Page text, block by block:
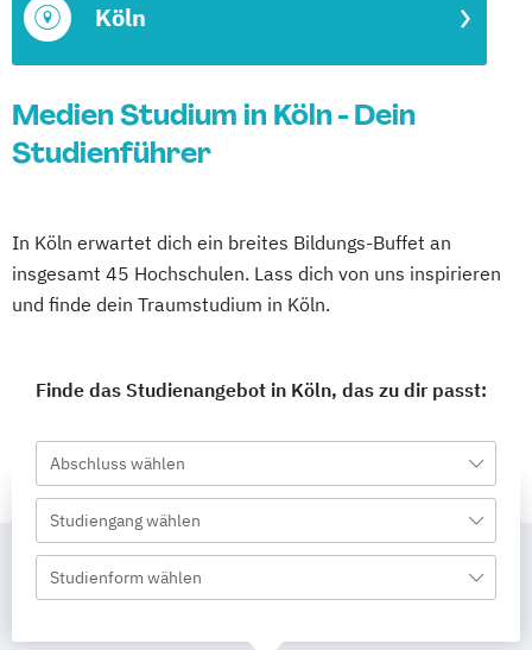
Köln
Medien Studium in Köln - Dein
Studienführer
In Köln erwartet dich ein breites Bildungs-Buffet an
insgesamt 45 Hochschulen. Lass dich von uns inspirieren
und finde dein Traumstudium in Köln.
Finde das Studienangebot in Köln, das zu dir passt:
Abschluss wählen
Studiengang wählen
Studienform wählen